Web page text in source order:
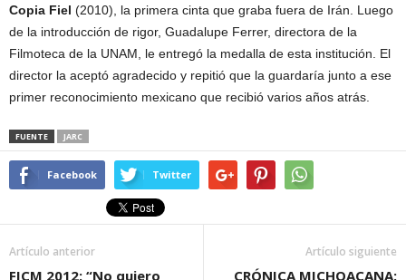
Copia Fiel (2010), la primera cinta que graba fuera de Irán. Luego
de la introducción de rigor, Guadalupe Ferrer, directora de la
Filmoteca de la UNAM, le entregó la medalla de esta institución. El
director la aceptó agradecido y repitió que la guardaría junto a ese
primer reconocimiento mexicano que recibió varios años atrás.
FUENTE JARC
Facebook Twitter
Artículo anterior
FICM 2012: “No quiero
Artículo siguiente
CRÓNICA MICHOACANA: